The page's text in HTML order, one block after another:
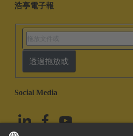
浩亭電子報
透過拖放或
Social Media